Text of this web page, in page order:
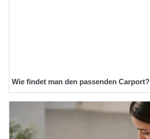
Wie findet man den passenden Carport?